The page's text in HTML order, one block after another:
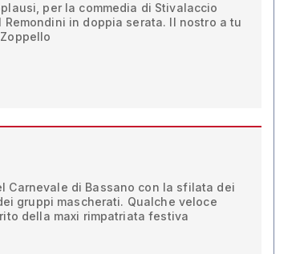
per la commedia di Stivalaccio
in doppia serata. Il nostro a tu
Carnevale di Bassano con la sfilata dei
gruppi mascherati. Qualche veloce
della maxi rimpatriata festiva